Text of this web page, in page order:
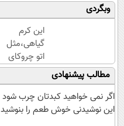
هوشمند
به ایران،
IM LS9
رسماً
رونمایی
شد
وبگردی
این کرم
گیاهی،مثل
اتو چروکای
پوستتوصاف
میکنه!50%تخفیف
مطالب پیشنهادی
اگر نمی خواهید کبدتان چرب شود
این نوشیدنی خوش طعم را بنوشید